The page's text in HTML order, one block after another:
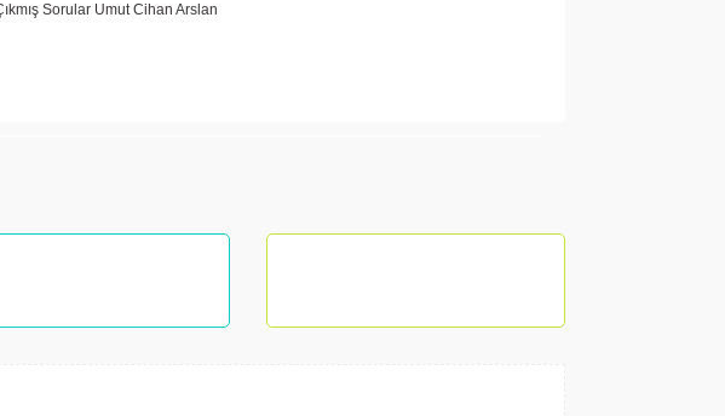
Sorular Umut Cihan Arslan